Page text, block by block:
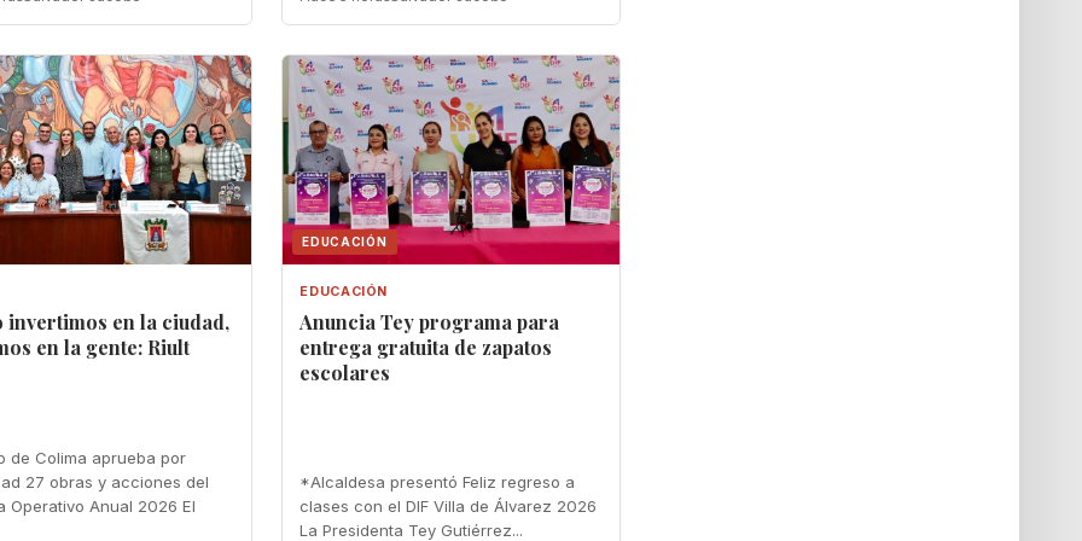
invertimos en la ciudad,
en la gente: Riult
de Colima aprueba por
27 obras y acciones del
Operativo Anual 2026 El
EDUCACIÓN
EDUCACIÓN
‎Anuncia Tey programa para
entrega gratuita de zapatos
escolares
‎*Alcaldesa presentó Feliz regreso a
clases con el DIF Villa de Álvarez 2026 ‎
‎La Presidenta Tey Gutiérrez...